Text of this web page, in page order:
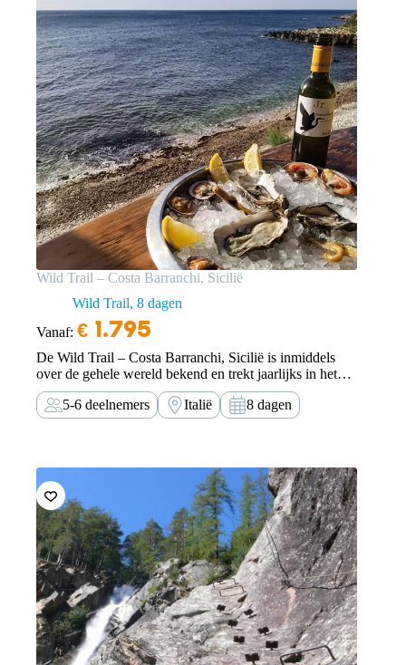
Wild Trail – Costa Barranchi, Sicilië
Wild Trail 8 dagen
Vanaf: € 1.795
De Wild Trail – Costa Barranchi, Sicilië is inmiddels
over de gehele wereld bekend en trekt jaarlijks in het
hoogseizoen in mei en oktober veel avonturiers. De
jarenlange ervaring en gebiedskennis van onze
berggidsen biedt de mogelijkheid om bij grote…
5-6 deelnemers Italië 8 dagen